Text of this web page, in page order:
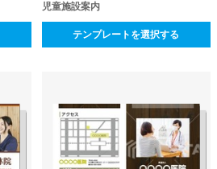
児童施設案内
テンプレートを選択する